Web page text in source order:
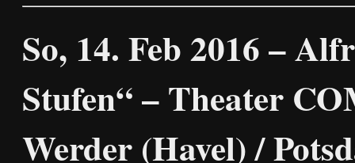
So, 14. Feb 2016 –
Stufen“ – Theater
Werder (Havel) /